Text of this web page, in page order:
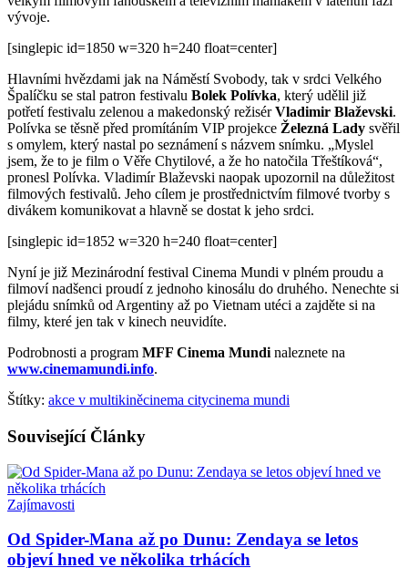
vývoje.
[singlepic id=1850 w=320 h=240 float=center]
Hlavními hvězdami jak na Náměstí Svobody, tak v srdci Velkého
Špalíčku se stal patron festivalu Bolek Polívka, který udělil již
potřetí festivalu zelenou a makedonský režisérVladimir Blaževski.
Polívka se těsně před promítáním VIP projekce Železná Lady svěřil
s omylem, který nastal po seznámení s názvem snímku. „Myslel
jsem, že to je film o Věře Chytilové, a že ho natočila Třeštíková“,
pronesl Polívka. Vladimír Blaževski naopak upozornil na důležitost
filmových festivalů. Jeho cílem je prostřednictvím filmové tvorby s
divákem komunikovat a hlavně se dostat k jeho srdci.
[singlepic id=1852 w=320 h=240 float=center]
Nyní je již Mezinárodní festival Cinema Mundi v plném proudu a
filmoví nadšenci proudí z jednoho kinosálu do druhého. Nenechte si
plejádu snímků od Argentiny až po Vietnam utéci a zajděte si na
filmy, které jen tak v kinech neuvidíte.
Podrobnosti a program MFF Cinema Mundi naleznete na
www.cinemamundi.info.
Štítky: akce v multikiněcinema citycinema mundi
SouvisejícíČlánky
Zajímavosti
Od Spider-Mana až po Dunu: Zendaya se letos
objeví hned ve několika trhácích